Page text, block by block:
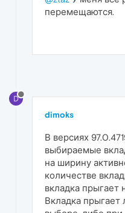
перемещаются.
D
dimoks
В версиях
выбираемые
на ширину
количестве
вкладка прыгает
Вкладка